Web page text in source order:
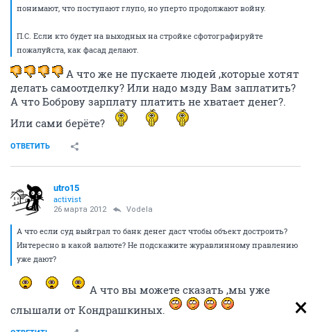
понимают, что поступают глупо, но уперто продолжают войну.
П.С. Если кто будет на выходных на стройке сфотографируйте
пожалуйста, как фасад делают.
А что же не пускаете людей ,которые хотят
делать самоотделку? Или надо мзду Вам заплатить?
А что Боброву зарплату платить не хватает денег?.
Или сами берёте?
ОТВЕТИТЬ
utro15
activist
26 марта 2012 Vodela
А что если суд выйграл то банк денег даст чтобы объект достроить?
Интересно в какой валюте? Не подскажите журавлинному правлению
уже дают?
А что вы можете сказать ,мы уже
слышали от Кондрашкиных.